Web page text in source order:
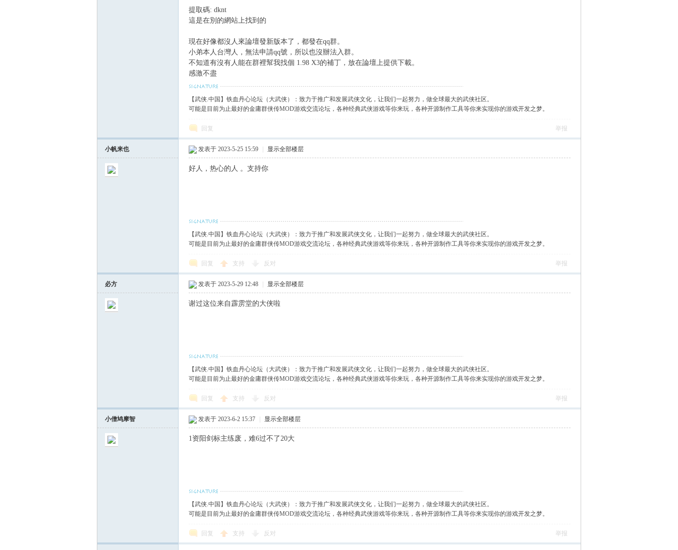
提取碼: dknt
這是在別的網站上找到的
現在好像都沒人來論壇發新版本了，都發在qq群。
小弟本人台灣人，無法申請qq號，所以也沒辦法入群。
不知道有沒有人能在群裡幫我找個 1.98 X3的補丁，放在論壇上提供下載。
感激不盡
【武侠.中国】铁血丹心论坛（大武侠）：致力于推广和发展武侠文化，让我们一起努力，做全球最大的武侠社区。
可能是目前为止最好的金庸群侠传MOD游戏交流论坛，各种经典武侠游戏等你来玩，各种开源制作工具等你来实现你的游戏开发之梦。
回复 举报
小帆来也 发表于 2023-5-25 15:59 显示全部楼层
好人，热心的人 。支持你
【武侠.中国】铁血丹心论坛（大武侠）：致力于推广和发展武侠文化，让我们一起努力，做全球最大的武侠社区。
可能是目前为止最好的金庸群侠传MOD游戏交流论坛，各种经典武侠游戏等你来玩，各种开源制作工具等你来实现你的游戏开发之梦。
回复 支持 反对 举报
必方 发表于 2023-5-29 12:48 显示全部楼层
谢过这位来自霹雳堂的大侠啦
【武侠.中国】铁血丹心论坛（大武侠）：致力于推广和发展武侠文化，让我们一起努力，做全球最大的武侠社区。
可能是目前为止最好的金庸群侠传MOD游戏交流论坛，各种经典武侠游戏等你来玩，各种开源制作工具等你来实现你的游戏开发之梦。
回复 支持 反对 举报
小僧鸠摩智 发表于 2023-6-2 15:37 显示全部楼层
1资阳剑标主练废，难6过不了20大
【武侠.中国】铁血丹心论坛（大武侠）：致力于推广和发展武侠文化，让我们一起努力，做全球最大的武侠社区。
可能是目前为止最好的金庸群侠传MOD游戏交流论坛，各种经典武侠游戏等你来玩，各种开源制作工具等你来实现你的游戏开发之梦。
回复 支持 反对 举报